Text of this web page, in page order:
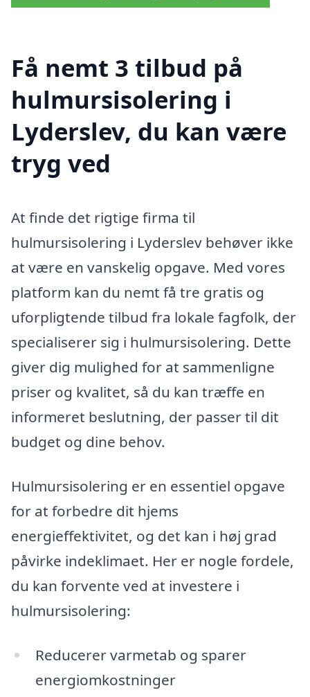
Få nemt 3 tilbud på
hulmursisolering i
Lyderslev, du kan være
tryg ved
At finde det rigtige firma til
hulmursisolering i Lyderslev behøver ikke
at være en vanskelig opgave. Med vores
platform kan du nemt få tre gratis og
uforpligtende tilbud fra lokale fagfolk, der
specialiserer sig i hulmursisolering. Dette
giver dig mulighed for at sammenligne
priser og kvalitet, så du kan træffe en
informeret beslutning, der passer til dit
budget og dine behov.
Hulmursisolering er en essentiel opgave
for at forbedre dit hjems
energieffektivitet, og det kan i høj grad
påvirke indeklimaet. Her er nogle fordele,
du kan forvente ved at investere i
hulmursisolering:
Reducerer varmetab og sparer
energiomkostninger